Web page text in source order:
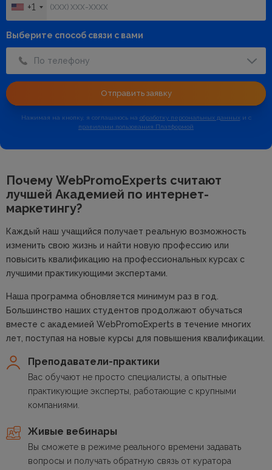
+1
Выберите способ связи с вами
По телефону
Отправить заявку
Нажимая на кнопку, я соглашаюсь на обработку персональных данныхи с
правилами пользования Платформой
Почему WebPromoExperts считают
лучшей Академией по интернет-
маркетингу?
Каждый наш учащийся получает реальную возможность
изменить свою жизнь и найти новую профессию или
повысить квалификацию на профессиональных курсах с
лучшими практикующими экспертами.
Наша программа обновляется минимум раз в год.
Большинство наших студентов продолжают обучаться
вместе с академией WebPromoExperts в течение многих
лет, поступая на новые курсы для повышения квалификации.
Преподаватели-практики
Вас обучают не просто специалисты, а опытные
практикующие эксперты, работающие с крупными
компаниями.
Живые вебинары
Вы сможете в режиме реального времени задавать
вопросы и получать обратную связь от куратора